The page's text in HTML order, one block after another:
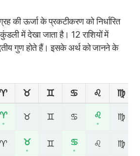
IN हिन्दी
FR Français
की ऊर्जा के प्रकटीकरण को निर्धारित
में देखा जाता है। 12 राशियों में
गुण होते हैं। इसके अर्थ को जानने के
♈ ♉ ♊ ♋ ♌ ♍
♈ ♉ ♊ ♋ ♌ ♍
♈ ♉ ♊ ♋ ♌ ♍